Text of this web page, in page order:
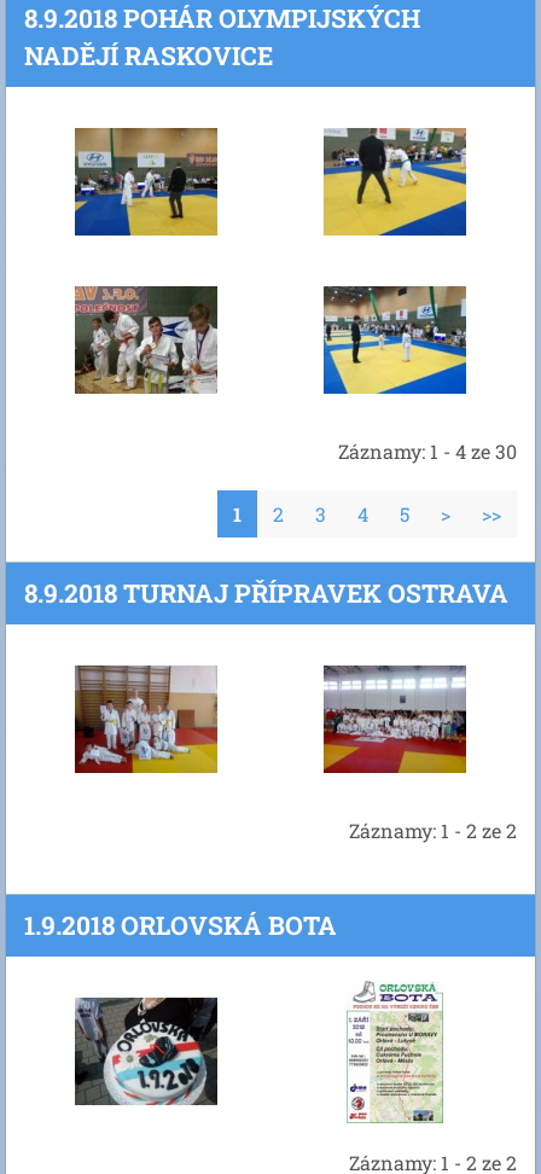
8.9.2018 POHÁR OLYMPIJSKÝCH
NADĚJÍ RASKOVICE
Záznamy: 1 - 4 ze 30
1 2 3 4 5 > >>
8.9.2018 TURNAJ PŘÍPRAVEK OSTRAVA
Záznamy: 1 - 2 ze 2
1.9.2018 ORLOVSKÁ BOTA
Záznamy: 1 - 2 ze 2